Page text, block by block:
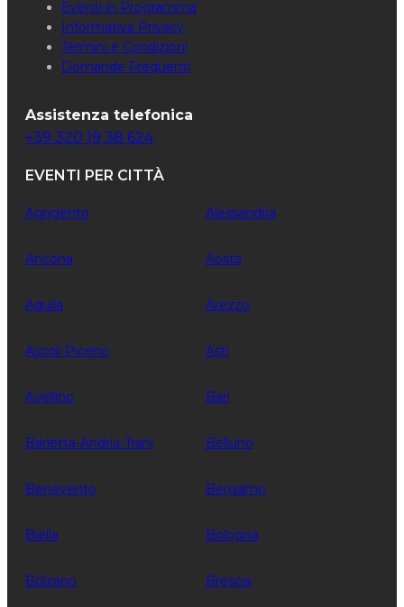
Eventi in Programma
Informativa Privacy
Termini e Condizioni
Domande Frequenti
Assistenza telefonica
+39 320 19 38 624
EVENTI PER CITTÀ
Agrigento Alessandria
Ancona Aosta
Aquila Arezzo
Ascoli Piceno Asti
Avellino Bari
Barletta-Andria-Trani Belluno
Benevento Bergamo
Biella Bologna
Bolzano Brescia